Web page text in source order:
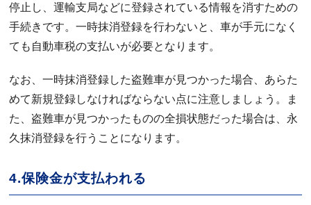
停止し、運輸支局などに登録されている情報を消すための
手続きです。一時抹消登録を行わないと、車が手元になく
ても自動車税の支払いが必要となります。
なお、一時抹消登録した盗難車が見つかった場合、あらた
めて新規登録しなければならない点に注意しましょう。ま
た、盗難車が見つかったものの全損状態だった場合は、永
久抹消登録を行うことになります。
4.保険金が支払われる